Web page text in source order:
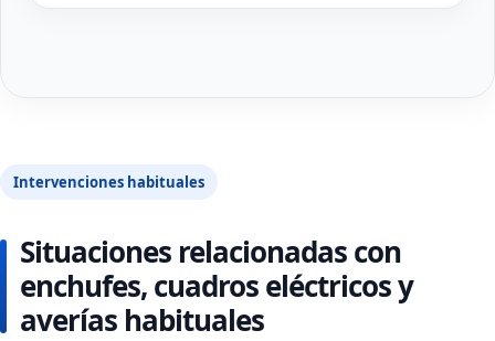
Intervenciones habituales
Situaciones relacionadas con
enchufes, cuadros eléctricos y
averías habituales